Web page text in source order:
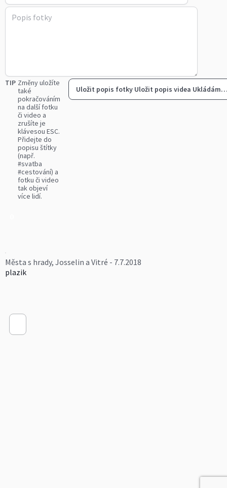
TIP Změny uložíte
také
pokračováním
na další fotku
či video a
zrušíte je
klávesou ESC.
Přidejte do
popisu štítky
(např.
#svatba
#cestování) a
fotku či video
tak objeví
více lidí.
Uložit popis fotky Uložit popis videa
Města s hrady, Josselin a Vitré - 7.7.2018
plazik